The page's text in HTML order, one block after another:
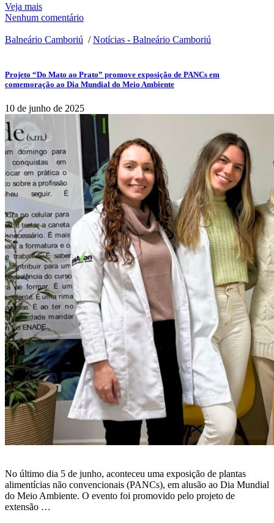
Veja mais
Nenhum comentário
Balneário Camboriú /Notícias - Balneário Camboriú
Projeto “Do Mato ao Prato” promove exposição de PANCs em
comemoração ao Dia Mundial do Meio Ambiente
10 de junho de 2025
No último dia 5 de junho, aconteceu uma exposição de plantas
alimentícias não convencionais (PANCs), em alusão ao Dia Mundial
do Meio Ambiente. O evento foi promovido pelo projeto de
extensão …